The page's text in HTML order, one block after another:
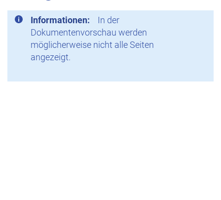
Informationen:
In der
Dokumentenvorschau werden
möglicherweise nicht alle Seiten
angezeigt.